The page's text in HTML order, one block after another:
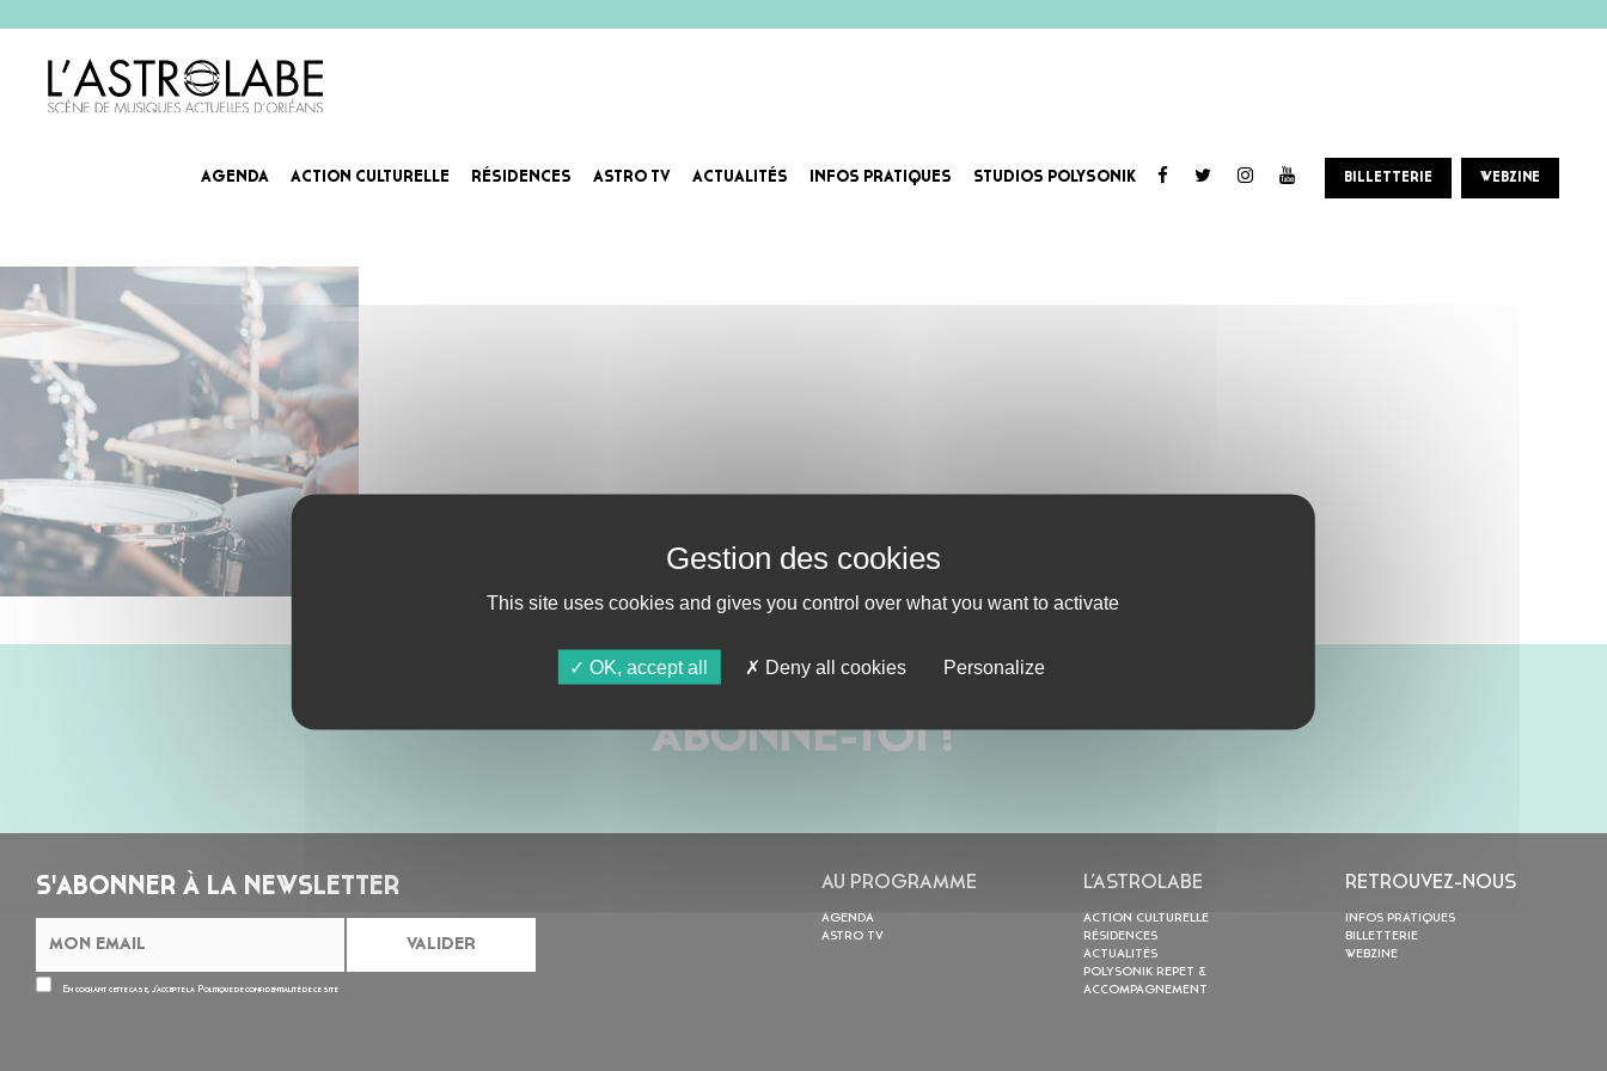
AGENDA ACTION CULTURELLE RÉSIDENCES ASTRO TV ACTUALITÉS INFOS PRATIQUES STUDIOS POLYSONIK BILLETTERIE WEBZINE
ABONNE-TOI !
S'ABONNER À LA NEWSLETTER
En cochant cette case, j’accepte la Politique de confidentialitéde ce site
AU PROGRAMME
AGENDA
ASTRO TV
L’ASTROLABE
ACTION CULTURELLE
RÉSIDENCES
ACTUALITÉS
POLYSONIK REPET &
ACCOMPAGNEMENT
RETROUVEZ-NOUS
INFOS PRATIQUES
BILLETTERIE
WEBZINE
This site uses cookies and gives you control over what you want to activate
OK, accept all Deny all cookies Personalize